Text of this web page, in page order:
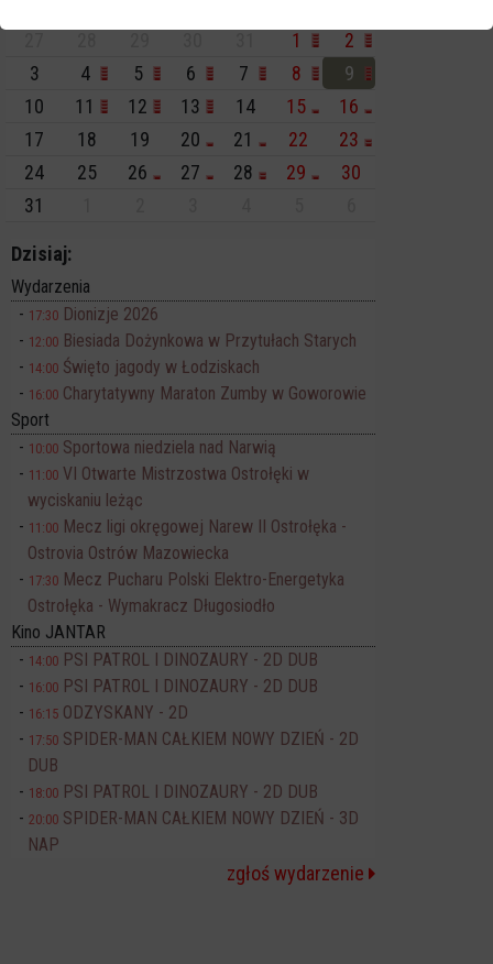
1
2
3
4 5 6 7 8
9
10
11 12 13 14 15
16
17
18 19 20 21 22
23
24
25 26 27 28 29
30
31
Dzisiaj:
Wydarzenia
17:30 Dionizje 2026
12:00 Biesiada Dożynkowa w Przytułach Starych
14:00 Święto jagody w Łodziskach
16:00 Charytatywny Maraton Zumby w Goworowie
Sport
10:00 Sportowa niedziela nad Narwią
11:00 VI Otwarte Mistrzostwa Ostrołęki w
wyciskaniu leżąc
11:00 Mecz ligi okręgowej Narew II Ostrołęka -
Ostrovia Ostrów Mazowiecka
17:30 Mecz Pucharu Polski Elektro-Energetyka
Ostrołęka - Wymakracz Długosiodło
Kino JANTAR
14:00 PSI PATROL I DINOZAURY - 2D DUB
16:00 PSI PATROL I DINOZAURY - 2D DUB
16:15 ODZYSKANY - 2D
17:50 SPIDER-MAN CAŁKIEM NOWY DZIEŃ - 2D
DUB
18:00 PSI PATROL I DINOZAURY - 2D DUB
20:00 SPIDER-MAN CAŁKIEM NOWY DZIEŃ - 3D
NAP
zgłoś wydarzenie